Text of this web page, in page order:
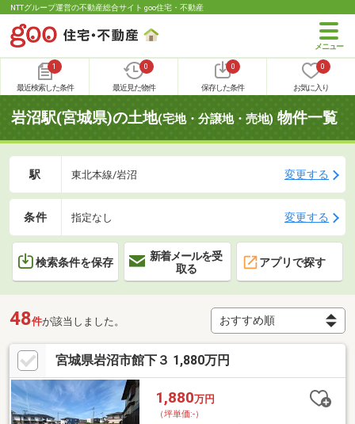
NTTグループ運営の不動産総合サイト goo住宅・不動産
1
最近検索した条件
0
最近見た物件
0
保存した条件
0
お気に入り
岩沼駅(宮城県)の土地(宅地・分譲地・売地) 物件一覧
駅 東北本線/岩沼 変更する
条件 指定なし 変更する
検索条件を保存
新着メールを受
取る
アプリで探す
48件が該当しました。
宮城県岩沼市館下３ 1,880万円
1,880万円
（坪単価:-）